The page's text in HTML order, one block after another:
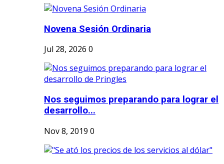
Novena Sesión Ordinaria
Jul 28, 2026 0
Nos seguimos preparando para lograr el
desarrollo...
Nov 8, 2019 0